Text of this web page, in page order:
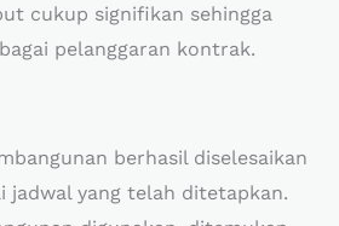
cukup signifikan sehingga
pelanggaran kontrak.
berhasil diselesaikan
jadwal yang telah ditetapkan.